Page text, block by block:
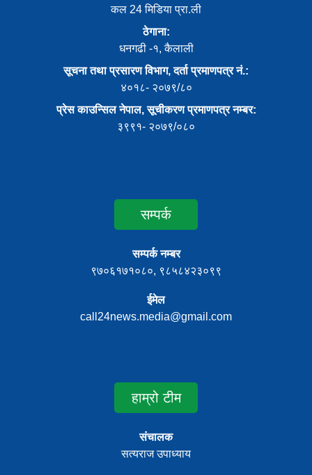
कल 24 मिडिया प्रा.ली
ठेगाना:
धनगढी -१, कैलाली
सूचना तथा प्रसारण विभाग, दर्ता प्रमाणपत्र नं.:
४०१८- २०७९/८०
प्रेस काउन्सिल नेपाल, सूचीकरण प्रमाणपत्र नम्बर:
३९९१- २०७९/०८०
सम्पर्क
सम्पर्क नम्बर
९७०६१७१०८०, ९८५८४२३०९९
ईमेल
call24news.media@gmail.com
हाम्रो टीम
संचालक
सत्यराज उपाध्याय